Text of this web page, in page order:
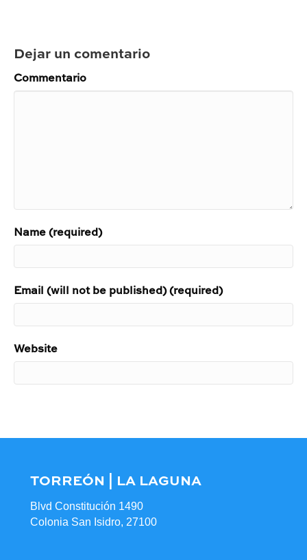
Dejar un comentario
Commentario
Name (required)
Email (will not be published) (required)
Website
TORREÓN | LA LAGUNA
Blvd Constitución 1490
Colonia San Isidro, 27100